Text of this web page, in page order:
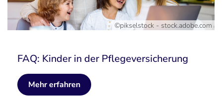
©pikselstock - stock.adobe.com
FAQ: Kinder in der Pflegeversicherung
Mehr erfahren